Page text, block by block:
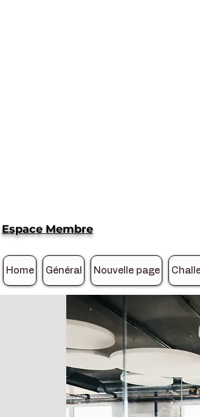
Espace Membre
Home Général Nouvelle page